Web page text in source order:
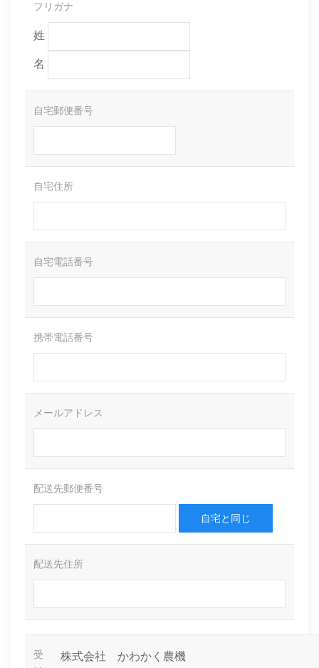
フリガナ
姓
名
自宅郵便番号
自宅住所
自宅電話番号
携帯電話番号
メールアドレス
配送先郵便番号
自宅と同じ
配送先住所
受
株式会社 かわかく農機